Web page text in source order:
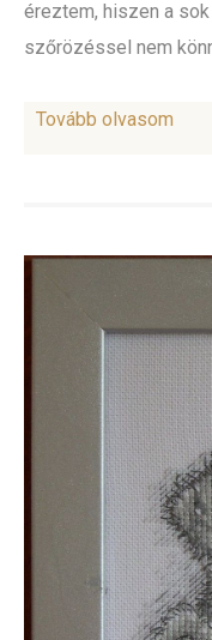
éreztem, hiszen a
szőrözéssel nem
Tovább olvasom